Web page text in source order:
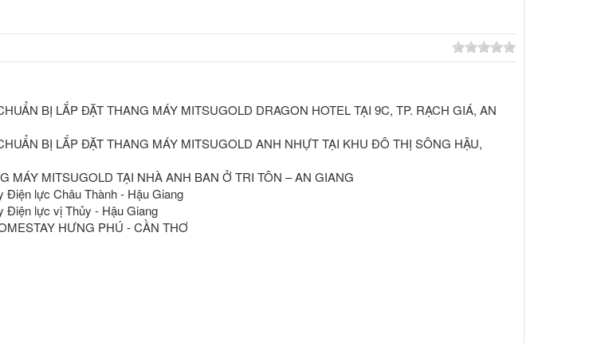
BỊ LẮP ĐẶT THANG MÁY MITSUGOLD DRAGON HOTEL TẠI 9C, TP. RẠCH GIÁ, AN
BỊ LẮP ĐẶT THANG MÁY MITSUGOLD ANH NHỰT TẠI KHU ĐÔ THỊ SÔNG HẬU,
MÁY MITSUGOLD TẠI NHÀ ANH BAN Ở TRI TÔN – AN GIANG
Điện lực Châu Thành - Hậu Giang
Điện lực vị Thủy - Hậu Giang
HƯNG PHÚ - CẦN THƠ